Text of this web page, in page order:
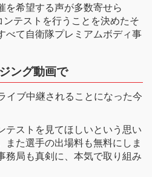
を希望する声が多数寄せら
ンテストを行うことを決めたそ
べて自衛隊プレミアムボディ事
ング動画で
イブ中継されることになった今
テストを見てほしいという思い
また選手の出場料も無料にしま
務局も真剣に、本気で取り組み